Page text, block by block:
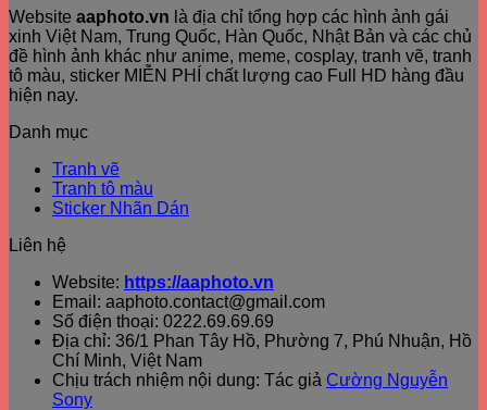
Website aaphoto.vn là địa chỉ tổng hợp các hình ảnh gái
xinh Việt Nam, Trung Quốc, Hàn Quốc, Nhật Bản và các chủ
đề hình ảnh khác như anime, meme, cosplay, tranh vẽ, tranh
tô màu, sticker MIỄN PHÍ chất lượng cao Full HD hàng đầu
hiện nay.
Danh mục
Tranh vẽ
Tranh tô màu
Sticker Nhãn Dán
Liên hệ
Website: https://aaphoto.vn
Email: aaphoto.contact@gmail.com
Số điện thoại: 0222.69.69.69
Địa chỉ: 36/1 Phan Tây Hồ, Phường 7, Phú Nhuận, Hồ
Chí Minh, Việt Nam
Chịu trách nhiệm nội dung: Tác giả Cường Nguyễn
Sony